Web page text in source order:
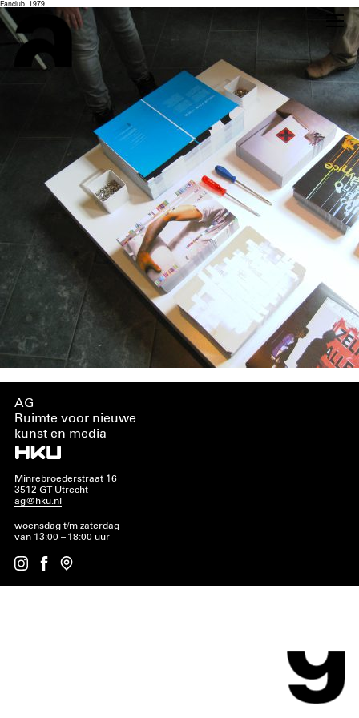
Fanclub_1979
AG
Ruimte voor nieuwe
kunst en media
Minrebroederstraat 16
3512 GT Utrecht
ag@hku.nl
woensdag t/m zaterdag
van 13:00 – 18:00 uur